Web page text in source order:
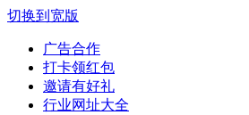
切换到宽版
广告合作
打卡领红包
邀请有好礼
行业网址大全